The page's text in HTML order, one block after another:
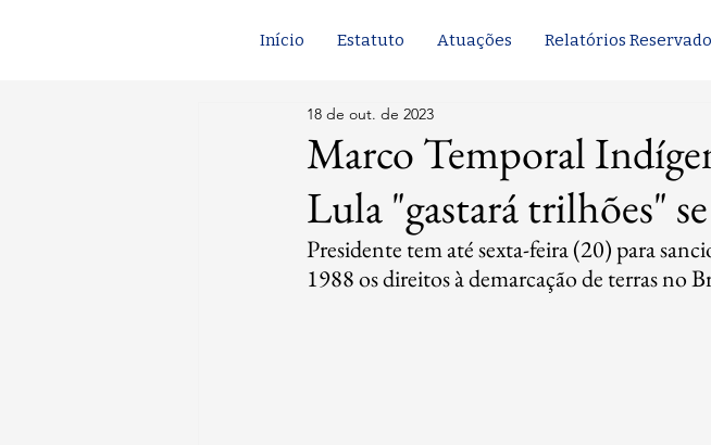
Início Estatuto Atuações Relatórios
Marco Temporal
Lula "gastará trilhões"
18 de out. de 2023
Presidente tem até sexta-feira (20) para
1988 os direitos à demarcação de terras no